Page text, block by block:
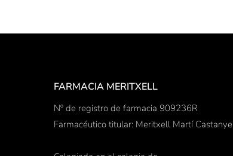
FARMACIA MERITXELL
Nº de registro de farmacia 909236R
Farmacéutico titular: Meritxell Martí